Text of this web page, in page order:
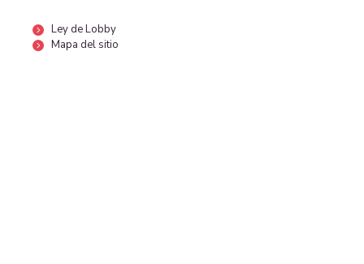
Ley de Lobby
Mapa del sitio